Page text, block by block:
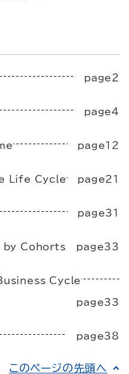
page２
page４
page12
Life Cycle page21
page31
Cohorts page33
Cycle
page33
page38
このページの先頭へ